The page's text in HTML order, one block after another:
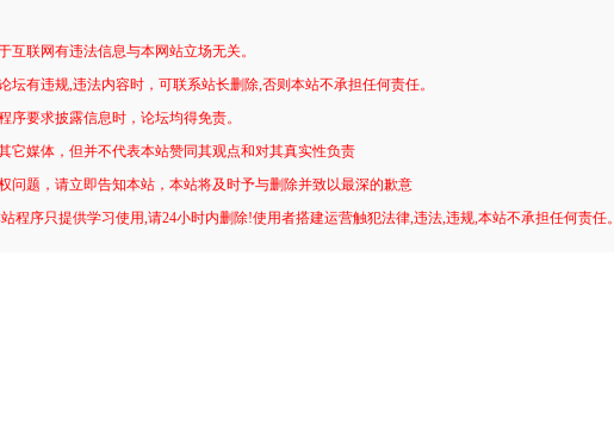
互联网有违法信息与本网站立场无关。
坛有违规,违法内容时，可联系站长删除,否则本站不承担任何责任。
序要求披露信息时，论坛均得免责。
它媒体，但并不代表本站赞同其观点和对其真实性负责
问题，请立即告知本站，本站将及时予与删除并致以最深的歉意
程序只提供学习使用,请24小时内删除!使用者搭建运营触犯法律,违法,违规,本站不承担任何责任。